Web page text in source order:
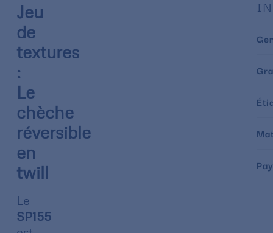
Jeu
de
textures
:
Le
chèche
réversible
en
twill
Le
SP155